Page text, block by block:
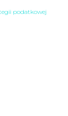
podatkowej